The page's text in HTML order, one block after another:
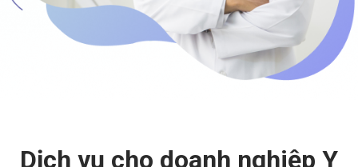
Dịch vụ cho doanh nghiệp Y